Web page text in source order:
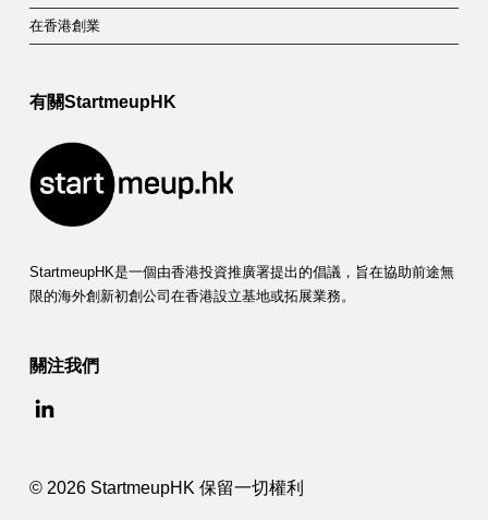
在香港創業
有關StartmeupHK
StartmeupHK是一個由香港投資推廣署提出的倡議，旨在協助前途無
限的海外創新初創公司在香港設立基地或拓展業務。
關注我們
© 2026 StartmeupHK 保留一切權利